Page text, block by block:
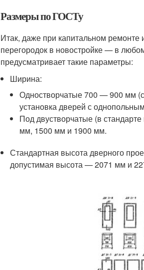
Размеры по ГОСТу
Итак, даже при капитальном ремонте
перегородок в новостройке — в
предусматривает такие параметры:
Ширина:
Одностворчатые 700 — 900 мм
установка дверей с
Под двустворчатые (в
мм, 1500 мм и 1900 мм.
Стандартная высота дверного
допустимая высота — 2071 мм и